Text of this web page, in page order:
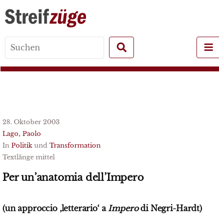
for:
28. Oktober 2003
Lago, Paolo
In Politik und Transformation
Textlänge mittel
Per un’anatomia dell’Impero
(un approccio ‚letterario‘ aImperodi Negri-Hardt)